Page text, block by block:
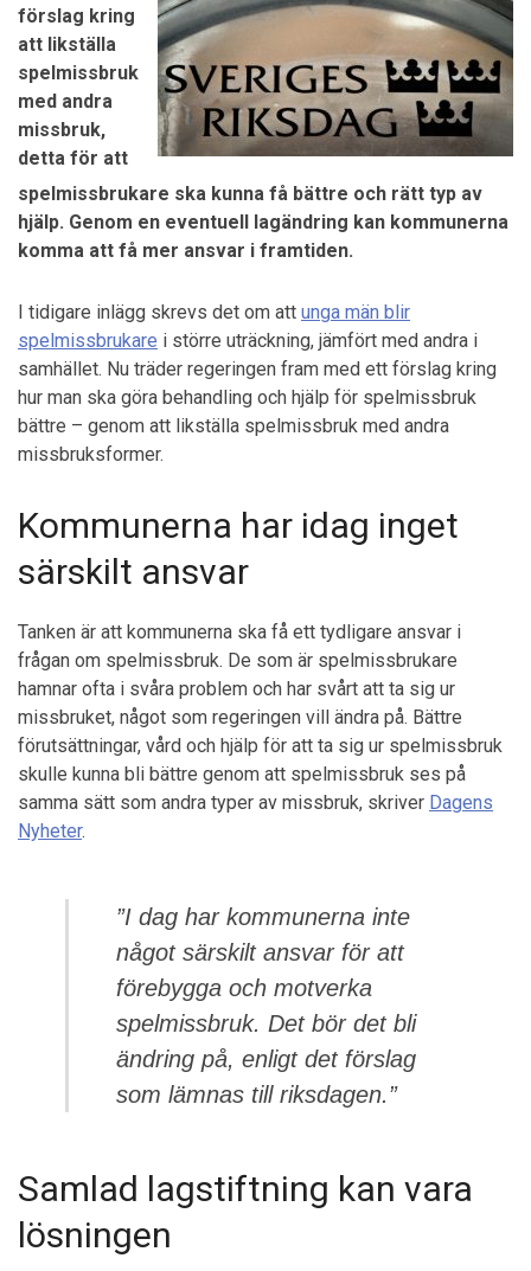
förslag kring
att likställa
spelmissbruk
med andra
missbruk,
detta för att
spelmissbrukare ska kunna få bättre och rätt typ av
hjälp. Genom en eventuell lagändring kan kommunerna
komma att få mer ansvar i framtiden.
I tidigare inlägg skrevs det om att unga män blir
spelmissbrukare i större uträckning, jämfört med andra i
samhället. Nu träder regeringen fram med ett förslag kring
hur man ska göra behandling och hjälp för spelmissbruk
bättre – genom att likställa spelmissbruk med andra
missbruksformer.
Kommunerna har idag inget
särskilt ansvar
Tanken är att kommunerna ska få ett tydligare ansvar i
frågan om spelmissbruk. De som är spelmissbrukare
hamnar ofta i svåra problem och har svårt att ta sig ur
missbruket, något som regeringen vill ändra på. Bättre
förutsättningar, vård och hjälp för att ta sig ur spelmissbruk
skulle kunna bli bättre genom att spelmissbruk ses på
samma sätt som andra typer av missbruk, skriver Dagens
Nyheter.
”I dag har kommunerna inte
något särskilt ansvar för att
förebygga och motverka
spelmissbruk. Det bör det bli
ändring på, enligt det förslag
som lämnas till riksdagen.”
Samlad lagstiftning kan vara
lösningen